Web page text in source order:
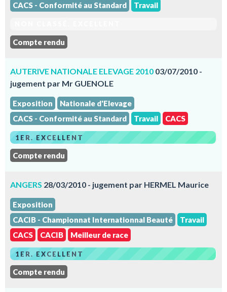
CACS - Conformité au Standard
Travail
Compte rendu
AUTERIVE NATIONALE ELEVAGE 2010 03/07/2010 -
jugement par Mr GUENOLE
Exposition
Nationale d'Elevage
CACS - Conformité au Standard
Travail CACS
1ER. EXCELLENT
Compte rendu
ANGERS 28/03/2010 - jugement par HERMEL Maurice
Exposition
CACIB - Championnat Internationnal Beauté
Travail
CACS
CACIB Meilleur de race
1ER. EXCELLENT
Compte rendu